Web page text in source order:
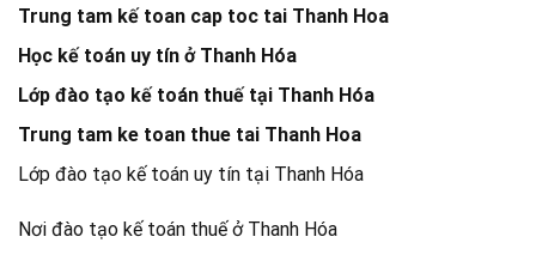
Trung tam kế toan cap toc tai Thanh Hoa
Học kế toán uy tín ở Thanh Hóa
Lớp đào tạo kế toán thuế tại Thanh Hóa
Trung tam ke toan thue tai Thanh Hoa
Lớp đào tạo kế toán uy tín tại Thanh Hóa
Nơi đào tạo kế toán thuế ở Thanh Hóa